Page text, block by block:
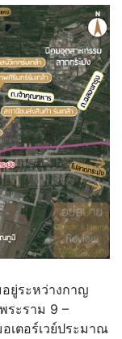
ยู่ระหว่างกาญ
ระราม 9 –
อเตอร์เวย์ประมาณ